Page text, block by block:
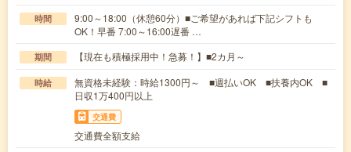
時間
9:00～18:00（休憩60分）■ご希望があれば下記シフトも
OK！早番 7:00～16:00遅番 …
期間 【現在も積極採用中！急募！】■2カ月～
時給
無資格未経験：時給1300円～ ■週払いOK ■扶養内OK ■
日収1万400円以上
交通費
交通費全額支給